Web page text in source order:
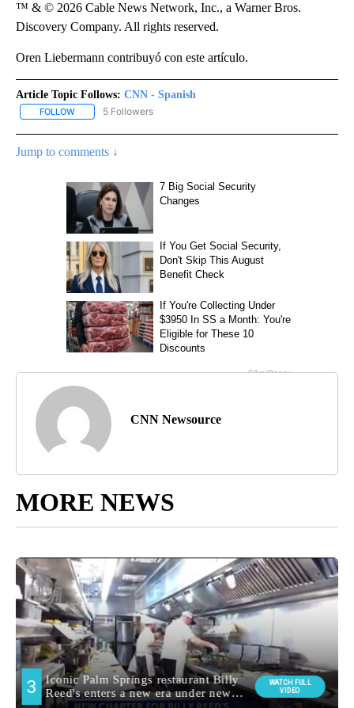
™ & © 2026 Cable News Network, Inc., a Warner Bros.
Discovery Company. All rights reserved.
Oren Liebermann contribuyó con este artículo.
Article Topic Follows: CNN - Spanish
FOLLOW FOLLOW "CNN - SPANISH" TO RECEIVE NOTIFICATIONS ABOUT
5 Followers
Jump to comments ↓
CNN Newsource
MORE NEWS